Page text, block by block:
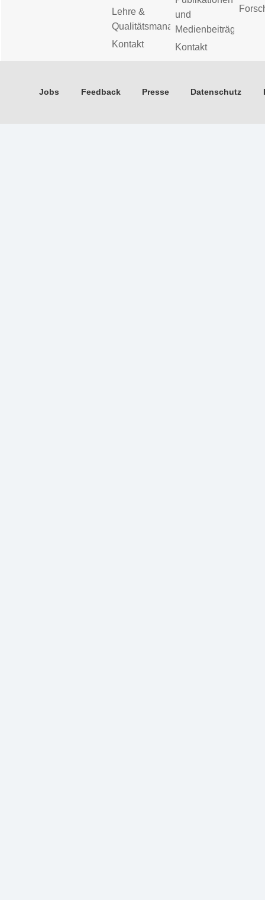
Lehre &
Qualitätsmanagement
Kontakt
und
Medienbeiträge
Kontakt
Jobs Feedback Presse Datenschutz